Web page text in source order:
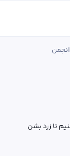
انجمن
تا زرد بشن